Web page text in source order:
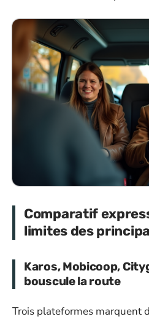
Comparatif
limites des
Karos, Mobicoop,
bouscule la route
Trois plateformes marquent